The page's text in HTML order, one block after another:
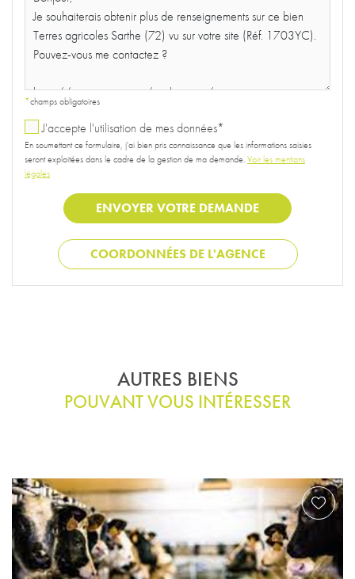
*champs obligatoires
J'accepte l'utilisation de mes données*
En soumettant ce formulaire, j'ai bien pris connaissance que les informations saisies
seront exploitées dans le cadre de la gestion de ma demande.Voir les mentions
légales
COORDONNÉES DE L'AGENCE
AUTRES BIENS
POUVANT VOUS INTÉRESSER